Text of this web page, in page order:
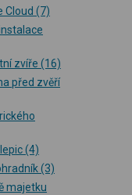
Cloud (7)
zvíře (16)
před zvěří
(4)
(3)
majetku